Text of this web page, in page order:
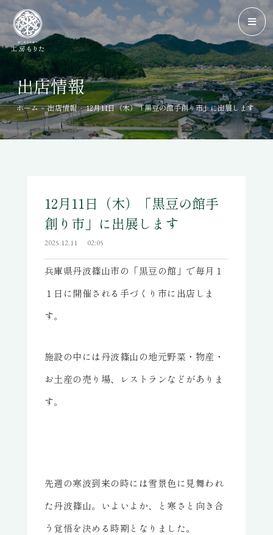
出店情報
ホーム - 出店情報 - 12月11日（木）「黒豆の館手創り市」に出展します
12月11日（木）「黒豆の館手
創り市」に出展します
2025.12.11 02:05
兵庫県丹波篠山市の「黒豆の館」で毎月１
１日に開催される手づくり市に出店しま
す。
施設の中には丹波篠山の地元野菜・物産・
お土産の売り場、レストランなどがありま
す。
先週の寒波到来の時には雪景色に見舞われ
た丹波篠山。いよいよか、と寒さと向き合
う覚悟を決める時期となりました。